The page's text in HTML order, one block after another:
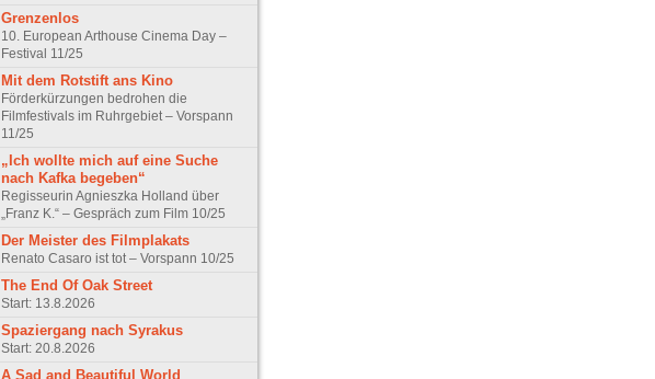
Grenzenlos
10. European Arthouse Cinema Day –
Festival 11/25
Mit dem Rotstift ans Kino
Förderkürzungen bedrohen die
Filmfestivals im Ruhrgebiet – Vorspann
11/25
„Ich wollte mich auf eine Suche
nach Kafka begeben“
Regisseurin Agnieszka Holland über
„Franz K.“ – Gespräch zum Film 10/25
Der Meister des Filmplakats
Renato Casaro ist tot – Vorspann 10/25
The End Of Oak Street
Start: 13.8.2026
Spaziergang nach Syrakus
Start: 20.8.2026
A Sad and Beautiful World